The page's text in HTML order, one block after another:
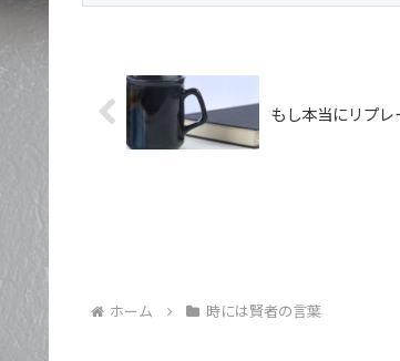
もし本当にリプ
ホーム 時には賢者の言葉